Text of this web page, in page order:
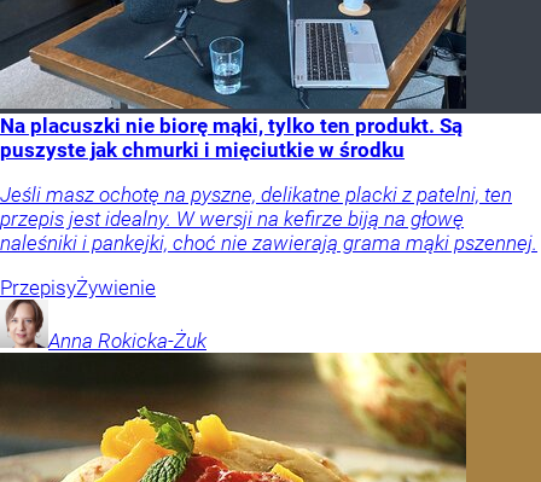
Na placuszki nie biorę mąki, tylko ten produkt. Są
puszyste jak chmurki i mięciutkie w środku
Jeśli masz ochotę na pyszne, delikatne placki z patelni, ten
przepis jest idealny. W wersji na kefirze biją na głowę
naleśniki i pankejki, choć nie zawierają grama mąki pszennej.
PrzepisyŻywienie
Anna Rokicka-Żuk